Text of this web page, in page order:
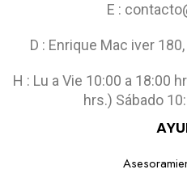
E :
D : Enrique Mac iver
H : Lu a Vie 10:00 a 18:00
hrs.) Sábado